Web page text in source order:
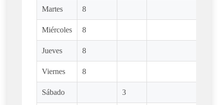
Martes 8
Miércoles 8
Jueves 8
Viernes 8
Sábado 3